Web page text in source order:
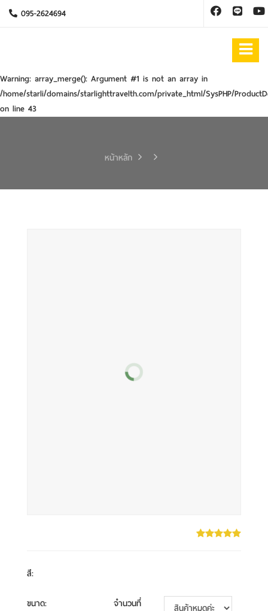
095-2624694
Warning: array_merge(): Argument #1 is not an array in
/home/starli/domains/starlighttravelth.com/private_html/SysPHP/
on line 43
หน้าหลัก
สี:
ขนาด:
จำนวนที่